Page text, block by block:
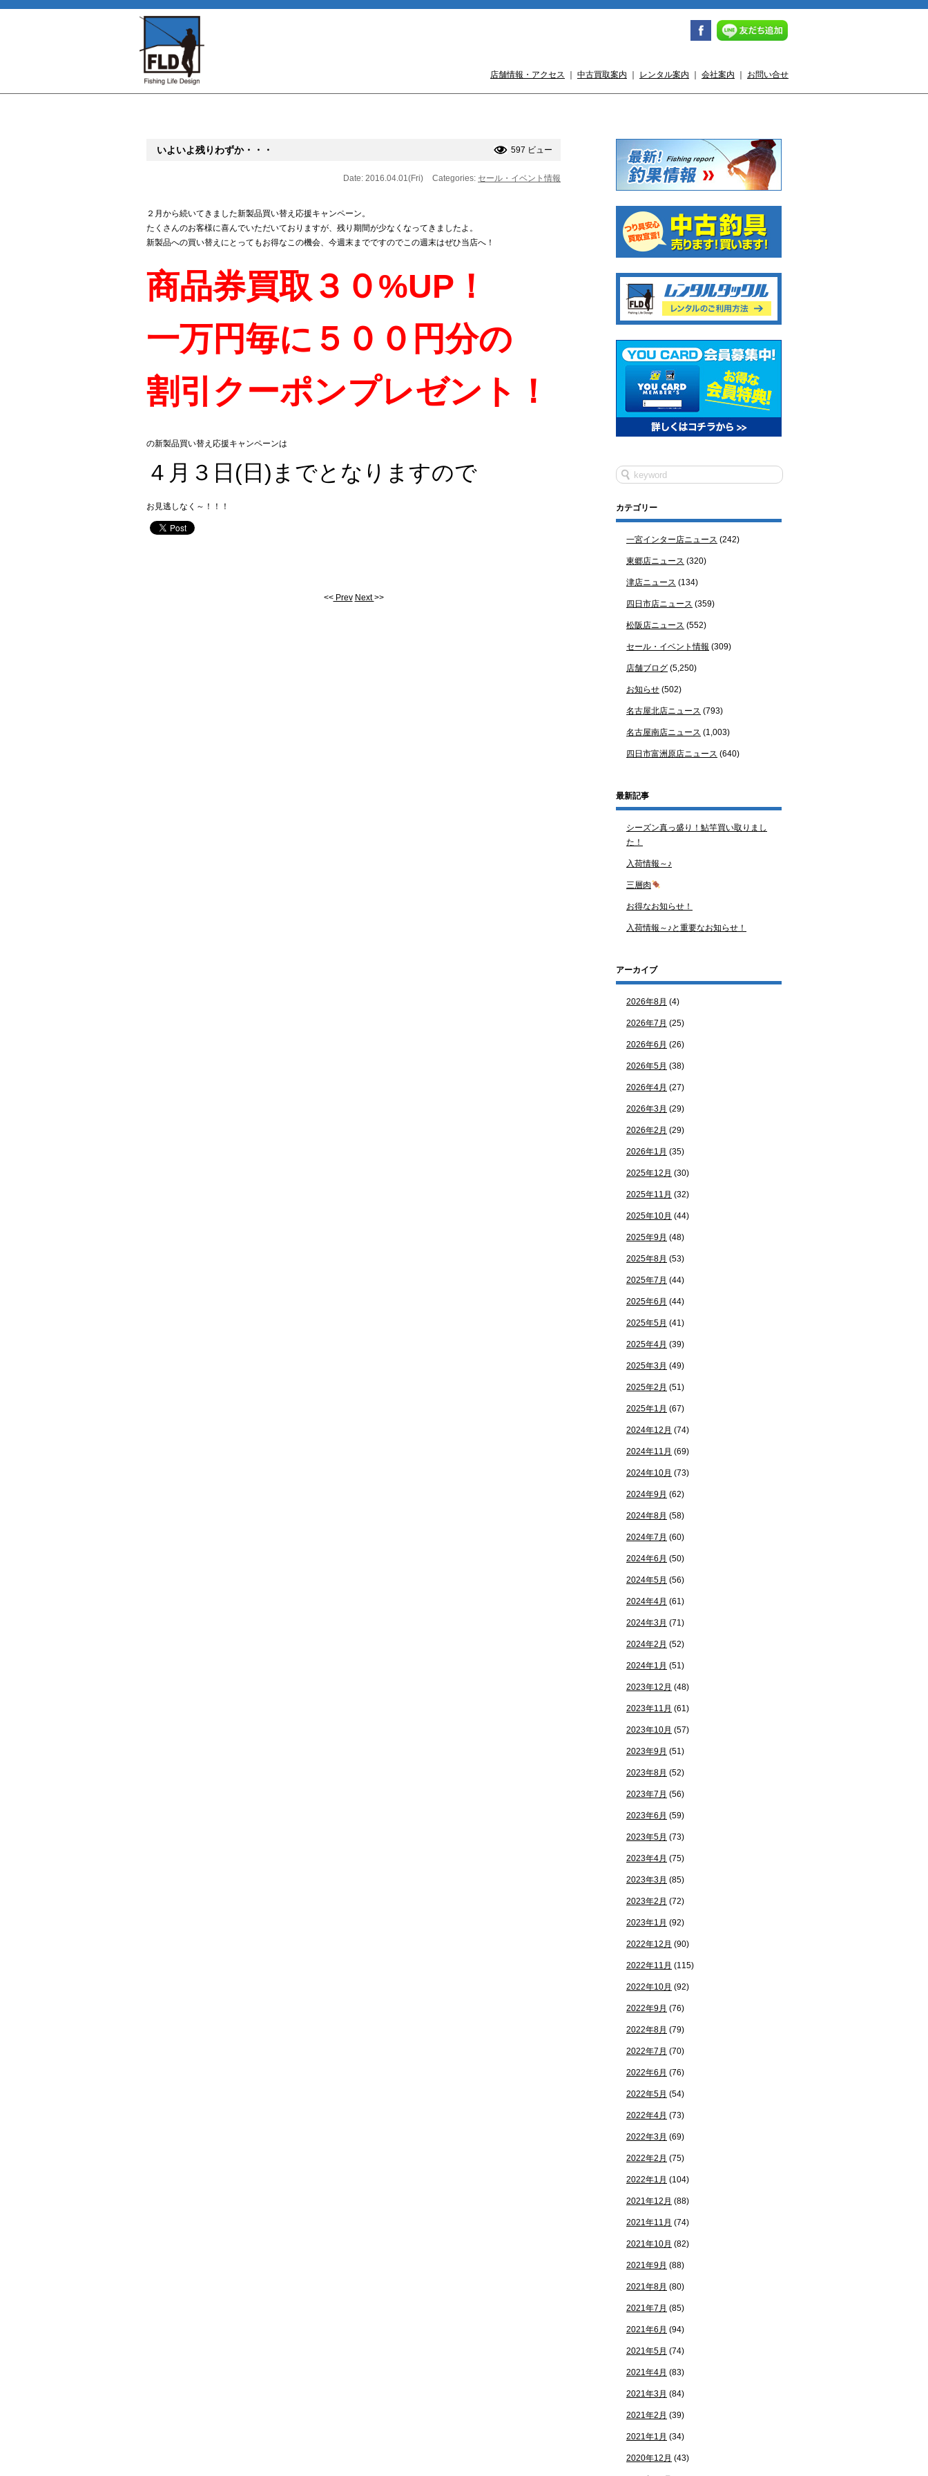
店舗情報・アクセス 中古買取案内 レンタル案内 会社案内 お問い合せ
いよいよ残りわずか・・・ 597 ビュー
Date: 2016.04.01(Fri) Categories: セール・イベント情報
２月から続いてきました新製品買い替え応援キャンペーン。
たくさんのお客様に喜んでいただいておりますが、残り期間が少なくなってきましたよ。
新製品への買い替えにとってもお得なこの機会、今週末までですのでこの週末はぜひ当店へ！
商品券買取３０%UP！
一万円毎に５００円分の
割引クーポンプレゼント！
の新製品買い替え応援キャンペーンは
４月３日(日)までとなりますので
お見逃しなく～！！！
<<Prev Next>>
カテゴリー
一宮インター店ニュース (242)
東郷店ニュース (320)
津店ニュース (134)
四日市店ニュース (359)
松阪店ニュース (552)
セール・イベント情報 (309)
店舗ブログ (5,250)
お知らせ (502)
名古屋北店ニュース (793)
名古屋南店ニュース (1,003)
四日市富洲原店ニュース (640)
最新記事
シーズン真っ盛り！鮎竿買い取りまし
た！
入荷情報～♪
三層肉
お得なお知らせ！
入荷情報～♪と重要なお知らせ！
アーカイブ
2026年8月 (4)
2026年7月 (25)
2026年6月 (26)
2026年5月 (38)
2026年4月 (27)
2026年3月 (29)
2026年2月 (29)
2026年1月 (35)
2025年12月 (30)
2025年11月 (32)
2025年10月 (44)
2025年9月 (48)
2025年8月 (53)
2025年7月 (44)
2025年6月 (44)
2025年5月 (41)
2025年4月 (39)
2025年3月 (49)
2025年2月 (51)
2025年1月 (67)
2024年12月 (74)
2024年11月 (69)
2024年10月 (73)
2024年9月 (62)
2024年8月 (58)
2024年7月 (60)
2024年6月 (50)
2024年5月 (56)
2024年4月 (61)
2024年3月 (71)
2024年2月 (52)
2024年1月 (51)
2023年12月 (48)
2023年11月 (61)
2023年10月 (57)
2023年9月 (51)
2023年8月 (52)
2023年7月 (56)
2023年6月 (59)
2023年5月 (73)
2023年4月 (75)
2023年3月 (85)
2023年2月 (72)
2023年1月 (92)
2022年12月 (90)
2022年11月 (115)
2022年10月 (92)
2022年9月 (76)
2022年8月 (79)
2022年7月 (70)
2022年6月 (76)
2022年5月 (54)
2022年4月 (73)
2022年3月 (69)
2022年2月 (75)
2022年1月 (104)
2021年12月 (88)
2021年11月 (74)
2021年10月 (82)
2021年9月 (88)
2021年8月 (80)
2021年7月 (85)
2021年6月 (94)
2021年5月 (74)
2021年4月 (83)
2021年3月 (84)
2021年2月 (39)
2021年1月 (34)
2020年12月 (43)